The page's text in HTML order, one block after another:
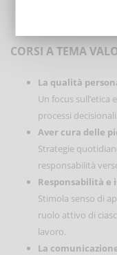
sfide, strumenti e
CORSI A TEMA
La qualità
Un focus sull’etica
processi decisionali.
Aver cura delle
Strategie
responsabilità
Responsabilità e
Stimola senso di
ruolo attivo di
lavoro.
La